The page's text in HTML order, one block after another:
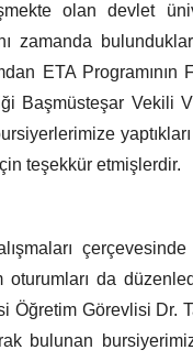
olan devlet
zamanda
ETA Programının
Başmüsteşar Vekili
teşekkür etmişlerdir.
oturumları da
Öğretim Görevlisi
bulunan